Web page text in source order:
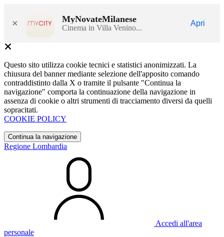
× MyNovateMilanese
Cinema in Villa Venino...
Apri
Questo sito utilizza cookie tecnici e statistici anonimizzati. La
chiusura del banner mediante selezione dell'apposito comando
contraddistinto dalla X o tramite il pulsante "Continua la
navigazione" comporta la continuazione della navigazione in
assenza di cookie o altri strumenti di tracciamento diversi da quelli
sopracitati.
COOKIE POLICY
Continua la navigazione
Regione Lombardia
Accedi all'area
personale